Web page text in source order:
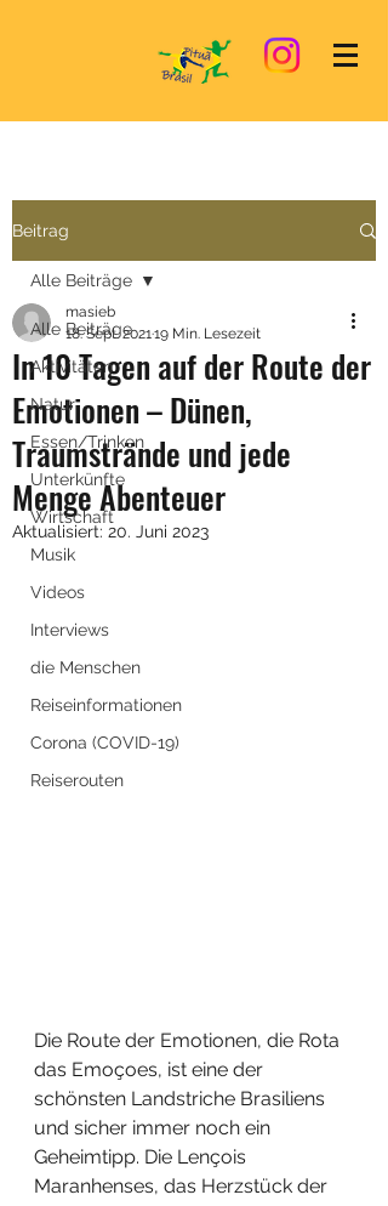
Beitrag
Alle Beiträge
Aktivitäten
Natur
Essen/Trinken
Unterkünfte
Wirtschaft
Musik
Videos
Interviews
die Menschen
Reiseinformationen
Corona (COVID-19)
Reiserouten
Alle Beiträge
In 10 Tagen auf der Route der
Emotionen – Dünen,
Traumstrände und jede
Menge Abenteuer
masieb
18. Sept. 202119 Min. Lesezeit
Aktualisiert: 20. Juni 2023
Die Route der Emotionen, die Rota
das Emoçoes, ist eine der
schönsten Landstriche Brasiliens
und sicher immer noch ein
Geheimtipp. Die Lençois
Maranhenses, das Herzstück der